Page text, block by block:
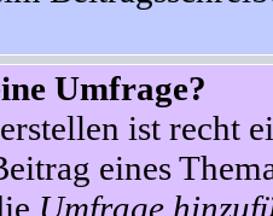
Umfrage?
ist recht
eines
Umfrage